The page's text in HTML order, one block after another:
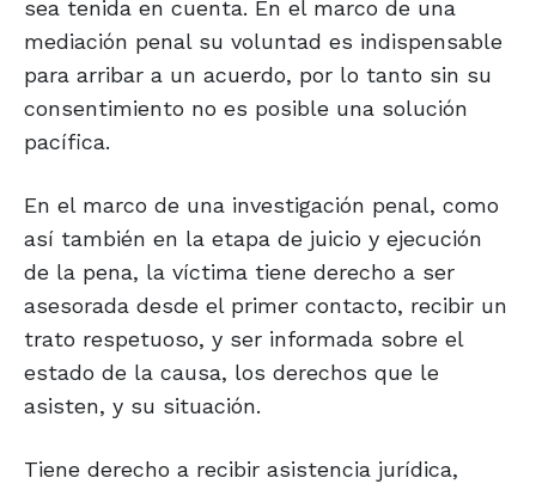
sea tenida en cuenta. En el marco de una
mediación penal su voluntad es indispensable
para arribar a un acuerdo, por lo tanto sin su
consentimiento no es posible una solución
pacífica.
En el marco de una investigación penal, como
así también en la etapa de juicio y ejecución
de la pena, la víctima tiene derecho a ser
asesorada desde el primer contacto, recibir un
trato respetuoso, y ser informada sobre el
estado de la causa, los derechos que le
asisten, y su situación.
Tiene derecho a recibir asistencia jurídica,